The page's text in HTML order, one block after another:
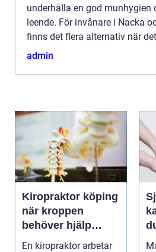
underhålla en god munhygien
leende. För invånare i Nacka
finns det flera alternativ när
tandvårdspr...
admin
Kiropraktor köping
när kroppen
behöver hjälp
tillbaka
En kiropraktor arbetar